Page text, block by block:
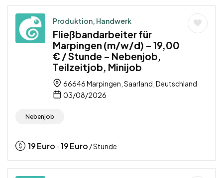
Produktion, Handwerk
Fließbandarbeiter für
Marpingen (m/w/d) – 19,00
€ / Stunde – Nebenjob,
Teilzeitjob, Minijob
66646 Marpingen, Saarland, Deutschland
03/08/2026
Nebenjob
19Euro -19Euro / Stunde